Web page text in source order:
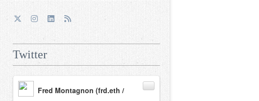
Twitter
Fred Montagnon (frd.eth /